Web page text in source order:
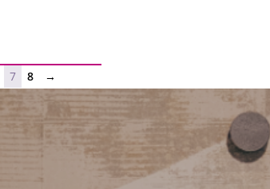
7 8 →